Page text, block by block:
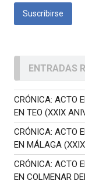
ENTRADAS
CRÓNICA: ACTO
EN TEO (XXIX
CRÓNICA: ACTO
EN MÁLAGA
CRÓNICA: ACTO
EN COLMENAR